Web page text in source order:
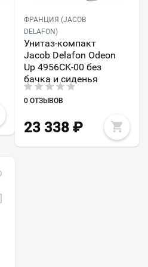
ФРАНЦИЯ (JACOB
DELAFON)
Унитаз-компакт
Jacob Delafon Odeon
Up 4956CK-00 без
бачка и сиденья
0 ОТЗЫВОВ
23 338₽